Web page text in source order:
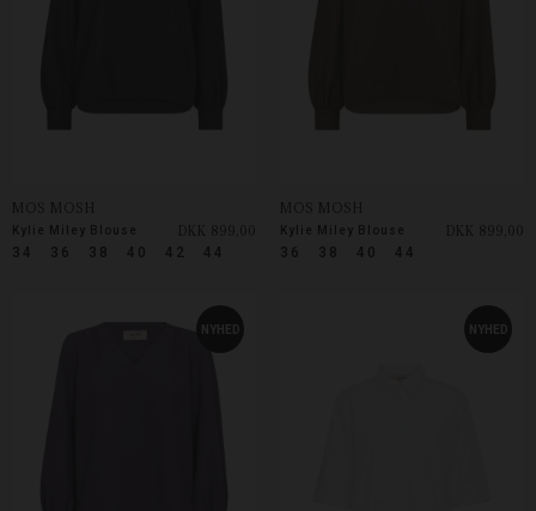
34 36 38 40 42 44
MOS MOSH
Kylie Miley Blouse DKK 899,00
36 38 40 44
MOS MOSH
Kylie Miley Blouse DKK 899,00
NYHED NYHED